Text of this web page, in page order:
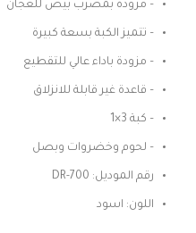
– مزودة بمضرب بيض للعجان
– تتميز الكبة بسعة كبيرة
– مزودة باداء عالي للتقطيع
– قاعدة غير قابلة للانزلاق
– كبة 3×1
– لحوم وخضروات وبصل
رقم الموديل: DR-700
اللون: اسود